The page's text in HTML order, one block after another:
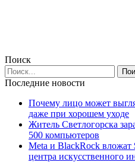
Поиск
Последние новости
Почему лицо может
даже при хорошем уходе
Житель Светлогорска
500 компьютеров
Meta и BlackRock вложат
центра искусственного